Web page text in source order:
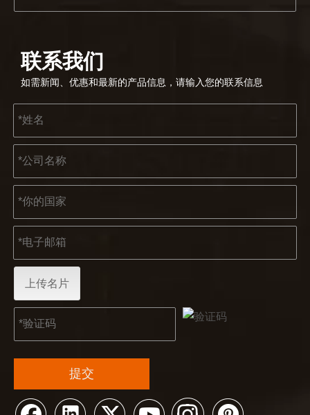
2023-03-02
2023 年科隆博览会，Kendo 会见老朋友和结交新朋友的绝
联系我们
如需新闻、优惠和最新的产品信息，请输入您的联系信息
上传名片
提交